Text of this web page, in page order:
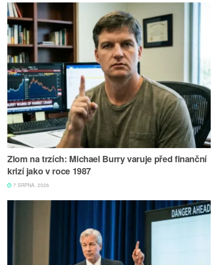
Zlom na trzích: Michael Burry varuje před finanční
krizí jako v roce 1987
7 SRPNA, 2026